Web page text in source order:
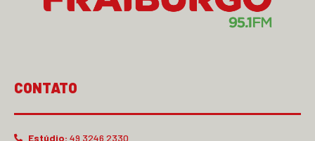
CONTATO
Estúdio: 49 3246.2330